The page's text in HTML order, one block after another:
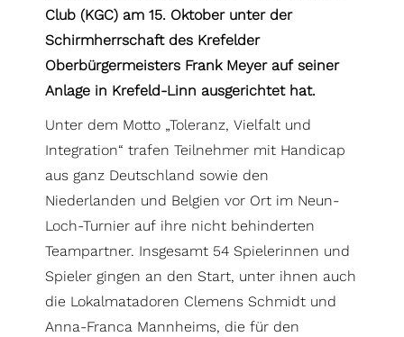
Club (KGC) am 15. Oktober unter der
Schirmherrschaft des Krefelder
Oberbürgermeisters Frank Meyer auf seiner
Anlage in Krefeld-Linn ausgerichtet hat.
Unter dem Motto „Toleranz, Vielfalt und
Integration“ trafen Teilnehmer mit Handicap
aus ganz Deutschland sowie den
Niederlanden und Belgien vor Ort im Neun-
Loch-Turnier auf ihre nicht behinderten
Teampartner. Insgesamt 54 Spielerinnen und
Spieler gingen an den Start, unter ihnen auch
die Lokalmatadoren Clemens Schmidt und
Anna-Franca Mannheims, die für den